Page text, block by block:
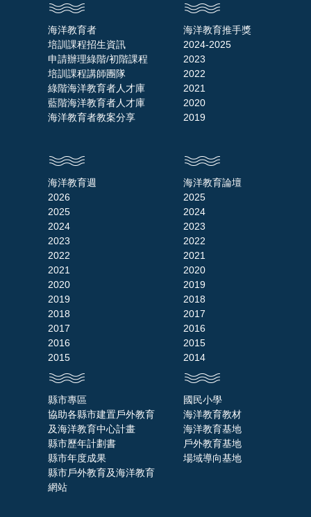
海洋教育者
培訓課程招生資訊
申請辦理綠階/初階課程
培訓課程講師團隊
綠階海洋教育者人才庫
藍階海洋教育者人才庫
海洋教育者教案分享
海洋教育推手獎
2024-2025
2023
2022
2021
2020
2019
海洋教育週
2026
2025
2024
2023
2022
2021
2020
2019
2018
2017
2016
2015
海洋教育論壇
2025
2024
2023
2022
2021
2020
2019
2018
2017
2016
2015
2014
縣市專區
協助各縣市建置戶外教育
及海洋教育中心計畫
縣市歷年計劃書
縣市年度成果
縣市戶外教育及海洋教育
網站
國民小學
海洋教育教材
海洋教育基地
戶外教育基地
場域導向基地